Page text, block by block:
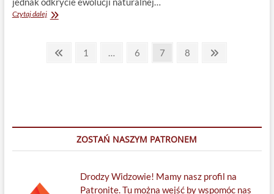
Czytaj dalejNasi
dzięki
Stronicowanie
Previous
Page
1 … Page
6 Page
7 Page
8
ZOSTAŃ NASZYM PATRONEM
Drodzy Widzowie! Mamy nasz profil na
Patronite. Tu można wejść by wspomóc nas